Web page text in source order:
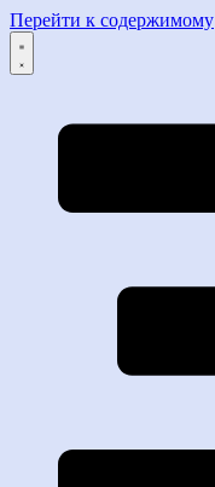
Перейти к содержимому